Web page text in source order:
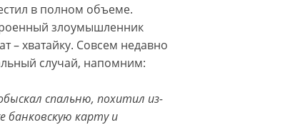
в полном объеме.
злоумышленник
– хватайку. Совсем недавно
случай, напомним:
спальню, похитил из-
банковскую карту и